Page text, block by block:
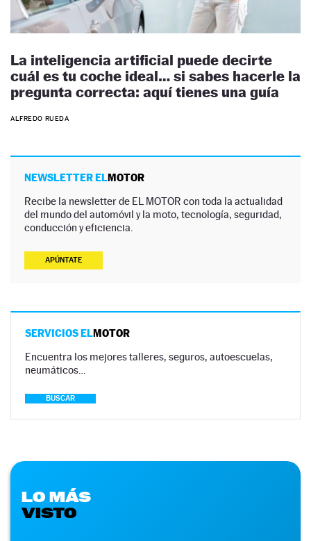
La inteligencia artificial puede decirte
cuál es tu coche ideal… si sabes hacerle la
pregunta correcta: aquí tienes una guía
ALFREDO RUEDA
NEWSLETTER ELMOTOR
Recibe la newsletter de EL MOTOR con toda la actualidad
del mundo del automóvil y la moto, tecnología, seguridad,
conducción y eficiencia.
APÚNTATE
SERVICIOS ELMOTOR
Encuentra los mejores talleres, seguros, autoescuelas,
neumáticos…
BUSCAR
LO MÁS
VISTO